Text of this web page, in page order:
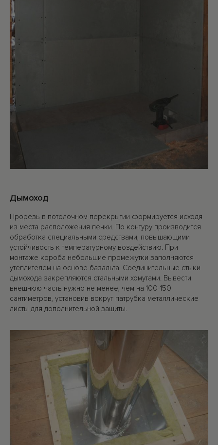
Дымоход
Прорезь в потолочном перекрытии формируется исходя
из места расположения печки. По контуру производится
обработка специальными средствами, повышающими
устойчивость к температурному воздействию. При
монтаже короба небольшие промежутки заполняются
утеплителем на основе базальта. Соединительные стыки
дымохода закрепляются стальными хомутами. Вывести
внешнюю часть нужно не менее, чем на 100-150
сантиметров, установив вокруг патрубка металлические
листы для дополнительной защиты.